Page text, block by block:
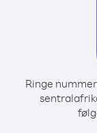
Ringe